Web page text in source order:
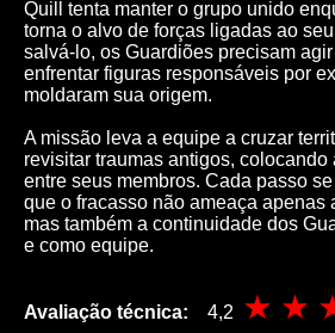
Quill tenta manter o grupo unido
torna o alvo de forças ligadas ao
salvá-lo, os Guardiões precisam
enfrentar figuras responsáveis por
moldaram sua origem.
A missão leva a equipe a cruzar
revisitar traumas antigos,
entre seus membros. Cada passo
que o fracasso não ameaça apenas
mas também a continuidade dos
e como equipe.
Avaliação técnica:
4,2